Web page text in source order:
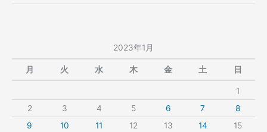
と
ざ
2023年1月
月 火 水 木 金 土 日
1
2
3 4 5 6 7
8
9
10 11 12 13 14
15